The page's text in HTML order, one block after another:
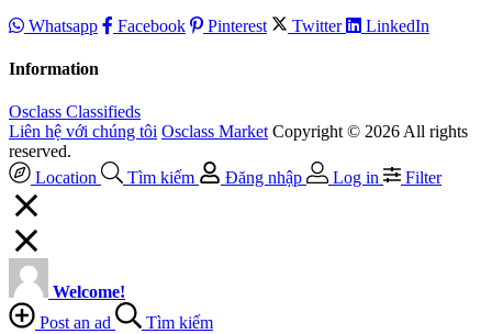
Whatsapp Facebook Pinterest Twitter LinkedIn
Information
Osclass Classifieds
Liên hệ với chúng tôi Osclass Market Copyright © 2026 All rights
reserved.
Location
Tìm kiếm Đăng nhập Log in Filter
Welcome!
Post an ad
Tìm kiếm